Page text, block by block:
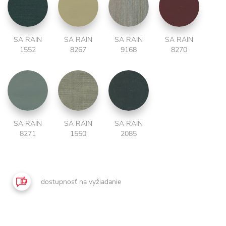
SA RAIN
1552
SA RAIN
8267
SA RAIN
9168
SA RAIN
8270
SA RAIN
8271
SA RAIN
1550
SA RAIN
2085
dostupnosť na vyžiadanie